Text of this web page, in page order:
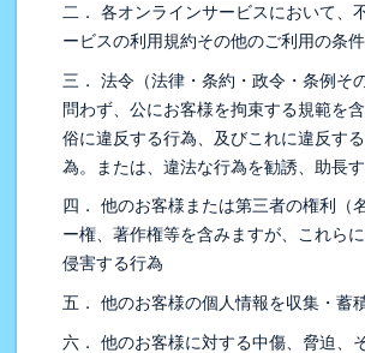
二． 各オンラインサービスにおいて、
ービスの利用規約その他のご利用の条
三． 法令（法律・条約・政令・条例そ
問わず、公にお客様を拘束する規範を
俗に違反する行為、及びこれに違反す
為。または、違法な行為を勧誘、助長
四． 他のお客様または第三者の権利（
ー権、著作権等を含みますが、これら
侵害する行為
五． 他のお客様の個人情報を収集・蓄
六． 他のお客様に対する中傷、脅迫、